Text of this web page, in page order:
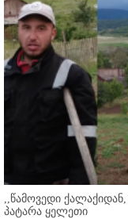
,,წამოვედი
პატარა ყელეთი